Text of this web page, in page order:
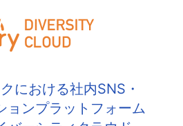
における社内SNS・
ョンプラットフォーム